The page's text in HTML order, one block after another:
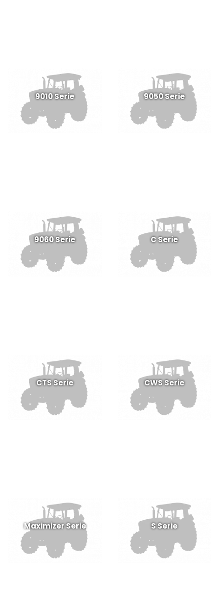
9010 Serie 9050 Serie
9060 Serie C Serie
CTS Serie CWS Serie
Maximizer Serie S Serie